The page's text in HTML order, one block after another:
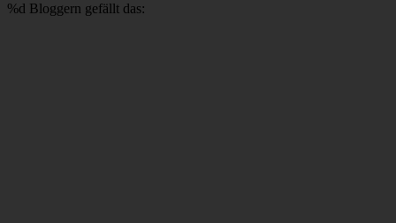
%d Bloggern gefällt das: